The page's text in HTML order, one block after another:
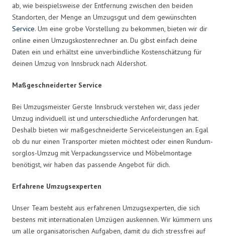
ab, wie beispielsweise der Entfernung zwischen den beiden
Standorten, der Menge an Umzugsgut und dem gewünschten
Service. Um eine grobe Vorstellung zu bekommen, bieten wir dir
online einen Umzugskostenrechner an. Du gibst einfach deine
Daten ein und erhältst eine unverbindliche Kostenschätzung für
deinen Umzug von Innsbruck nach Aldershot.
Maßgeschneiderter Service
Bei Umzugsmeister Gerste Innsbruck verstehen wir, dass jeder
Umzug individuell ist und unterschiedliche Anforderungen hat.
Deshalb bieten wir maßgeschneiderte Serviceleistungen an. Egal
ob du nur einen Transporter mieten möchtest oder einen Rundum-
sorglos-Umzug mit Verpackungsservice und Möbelmontage
benötigst, wir haben das passende Angebot für dich.
Erfahrene Umzugsexperten
Unser Team besteht aus erfahrenen Umzugsexperten, die sich
bestens mit internationalen Umzügen auskennen. Wir kümmern uns
um alle organisatorischen Aufgaben, damit du dich stressfrei auf